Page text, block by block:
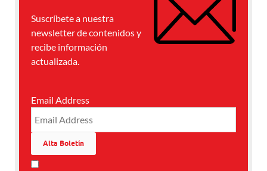
Suscríbete a nuestra
newsletter de contenidos y
recibe información
actualizada.
Email Address